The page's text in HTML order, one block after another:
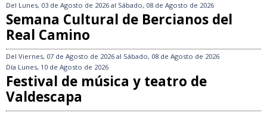
Del Lunes, 03 de Agosto de 2026 al Sábado, 08 de Agosto de 2026
Semana Cultural de Bercianos del
Real Camino
Del Viernes, 07 de Agosto de 2026 al Sábado, 08 de Agosto de 2026
Día Lunes, 10 de Agosto de 2026
Festival de música y teatro de
Valdescapa